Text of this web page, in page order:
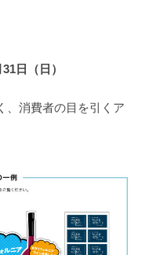
日（日）
、消費者の目を引くア